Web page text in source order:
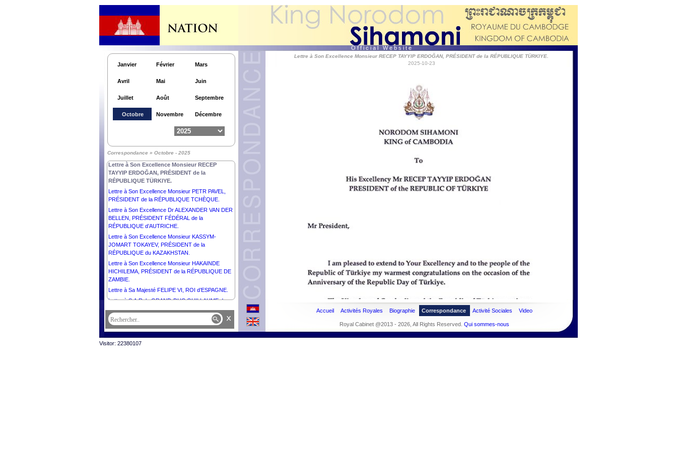
O f f i c i a l W e b s i t e
Janvier Février Mars
Avril Mai Juin
Juillet Août Septembre
Octobre Novembre Décembre
Correspondance » Octobre - 2025
Royaume du Cambodge.
Lettre à Son Excellence Monsieur Anatoly Borovik,
Ambassadeur Extraordinaire et Plénipotentiaire de
la Fédération de Russie auprès du Royaume du
Lettre à Son Excellence Monsieur Pengiran
Kasmirhan Pengiran Tahir, Ambassadeur
Extraordinaire et Plénipotentiaire du Brunei
Lettre à Son Excellence Madame SYLVANIE
DE LA DOMINIQUE.
Lettre à Son Excellence Monsieur JOSÉ RAÚL
MULINO QUINTERO, PRÉSIDENT de la
RÉPUBLIQUE DU PANAMA.
Lettre à Son Excellence Monsieur ABDELMADJID
TEBBOUNE, PRÉSIDENT de la RÉPUBLIQUE
ALGÉRIENNE DÉMOCRATIQUE ET POPULAIRE.
Lettre à Son Excellence Monsieur RECEP
TAYYIP ERDOĞAN, PRÉSIDENT de la
RÉPUBLIQUE TÜRKIYE.
Lettre à Son Excellence Monsieur PETR PAVEL,
PRÉSIDENT de la RÉPUBLIQUE TCHÈQUE.
Lettre à Son Excellence Dr ALEXANDER VAN DER
BELLEN, PRÉSIDENT FÉDÉRAL de la
RÉPUBLIQUE d’AUTRICHE.
Lettre à Son Excellence Monsieur KASSYM-
JOMART TOKAYEV, PRÉSIDENT de la
RÉPUBLIQUE du KAZAKHSTAN.
Lettre à Son Excellence Monsieur HAKAINDE
HICHILEMA, PRÉSIDENT de la RÉPUBLIQUE DE
ZAMBIE.
Lettre à Sa Majesté FELIPE VI, ROI d’ESPAGNE.
Lettre à S.A.R. le GRAND-DUC GUILLAUME du
Lettre à Son Excellence Monsieur PRABOWO
SUBIANTO, PRÉSIDENT de la RÉPUBLIQUE
Lettre à S. Exc. M. FERDINAND ROMUALDEZ
Lettre à Son Excellence Monsieur RECEP TAYYIP ERDOĞAN, PRÉSIDENT de la RÉPUBLIQUE TÜRKIYE.
2025-10-23
x
Accueil Activités Royales Biographie Correspondance Activité Sociales Video
Royal Cabinet @2013 - 2026, All Rights Reserved. Qui sommes-nous
Visitor: 22380107